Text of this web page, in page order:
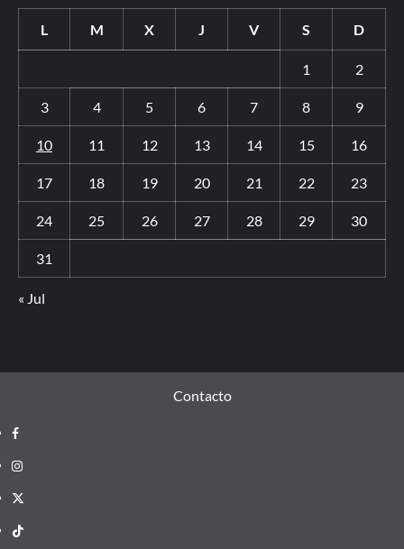
L M X J V S D
1 2
3 4 5 6 7 8 9
10 11 12 13 14 15 16
17 18 19 20 21 22 23
24 25 26 27 28 29 30
31
« Jul
Contacto